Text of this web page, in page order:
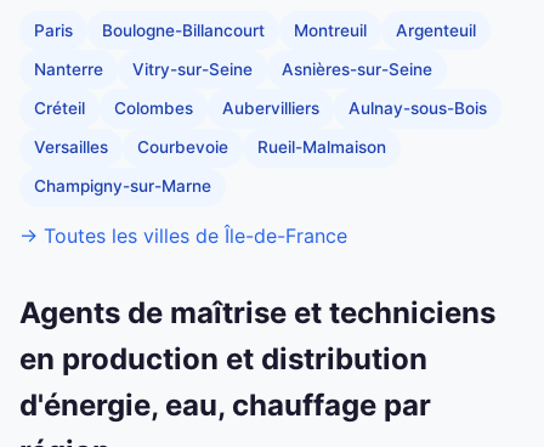
Paris Boulogne-Billancourt Montreuil Argenteuil
Nanterre Vitry-sur-Seine Asnières-sur-Seine
Créteil Colombes Aubervilliers Aulnay-sous-Bois
Versailles Courbevoie Rueil-Malmaison
Champigny-sur-Marne
→ Toutes les villes de Île-de-France
Agents de maîtrise et techniciens
en production et distribution
d'énergie, eau, chauffage par